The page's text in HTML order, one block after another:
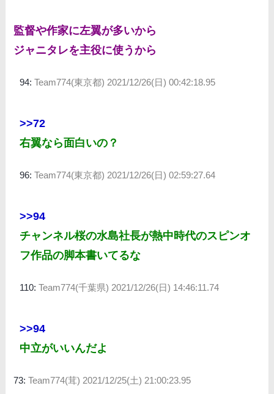
監督や作家に左翼が多いから
ジャニタレを主役に使うから
94:Team774(東京都) 2021/12/26(日) 00:42:18.95
>>72
右翼なら面白いの？
96:Team774(東京都) 2021/12/26(日) 02:59:27.64
>>94
チャンネル桜の水島社長が熱中時代のスピンオ
フ作品の脚本書いてるな
110:Team774(千葉県) 2021/12/26(日) 14:46:11.74
>>94
中立がいいんだよ
73:Team774(茸) 2021/12/25(土) 21:00:23.95